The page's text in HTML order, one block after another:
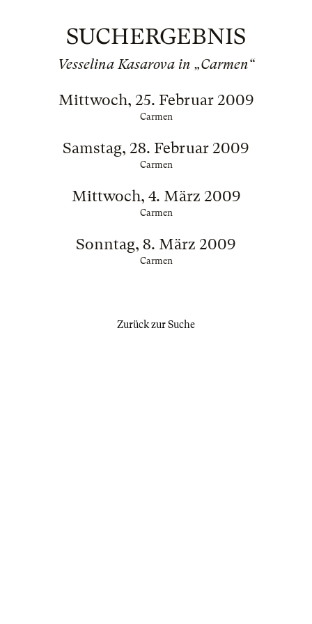
SUCHERGEBNIS
Vesselina Kasarova in „Carmen“
Mittwoch, 25. Februar 2009
Carmen
Samstag, 28. Februar 2009
Carmen
Mittwoch, 4. März 2009
Carmen
Sonntag, 8. März 2009
Carmen
Zurück zur Suche